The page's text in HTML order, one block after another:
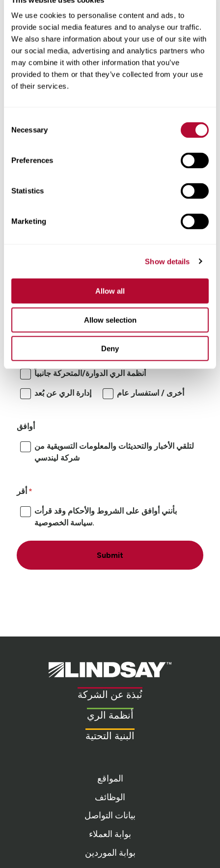
We use cookies to personalise content and ads, to
provide social media features and to analyse our traffic.
We also share information about your use of our site with
our social media, advertising and analytics partners who
may combine it with other information that you’ve
provided to them or that they’ve collected from your use
of their services.
Selection
Necessary
Preferences
Statistics
Marketing
Show details
Allow all
Allow selection
Deny
المدينة
أنظمة الري الدوارة/المتحركة جانبياً
إدارة الري عن بُعد أخرى / استفسار عام
أوافق
لتلقي الأخبار والتحديثات والمعلومات التسويقية من
شركة ليندسي
أقر
بأنني أوافق على الشروط والأحكام وقد قرأت
سياسة الخصوصية.
Submit
Lindsay.
Link
homepage
نُبذة عن الشركة
أنظمة الري
البنية التحتية
المواقع
الوظائف
بيانات التواصل
بوابة العملاء
بوابة الموردين